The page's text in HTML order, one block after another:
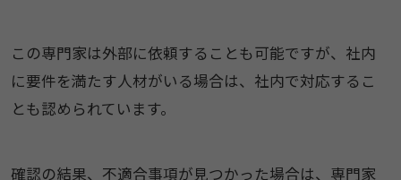
この専門家は外部に依頼することも可能ですが、社内
に要件を満たす人材がいる場合は、社内で対応するこ
とも認められています。
確認の結果、不適合事項が見つかった場合は、専門家